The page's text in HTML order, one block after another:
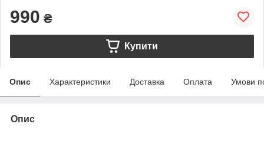
990 ₴
Купити
Опис Характеристики Доставка Оплата Умови
Опис